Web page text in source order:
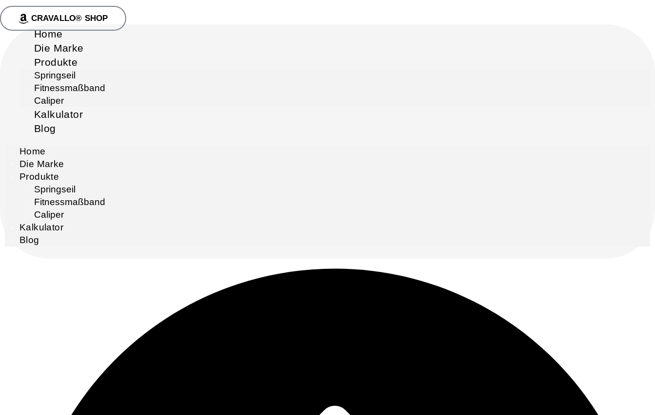
CRAVALLO® SHOP
Home
Die Marke
Produkte
Springseil
Fitnessmaßband
Caliper
Kalkulator
Blog
Home
Die Marke
Produkte
Springseil
Fitnessmaßband
Caliper
Kalkulator
Blog